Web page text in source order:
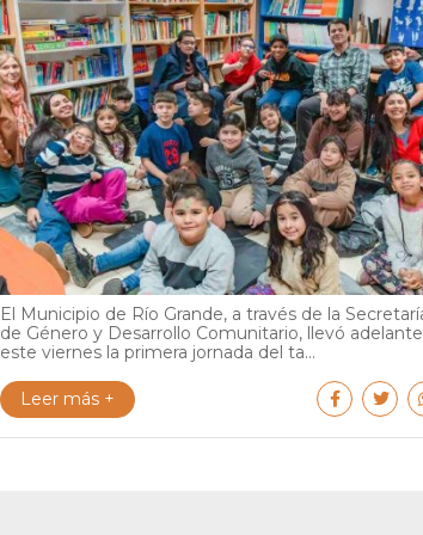
El Municipio de Río Grande, a través de la
de Género y Desarrollo Comunitario, llevó adelante
este viernes la primera jornada del ta...
Leer más +